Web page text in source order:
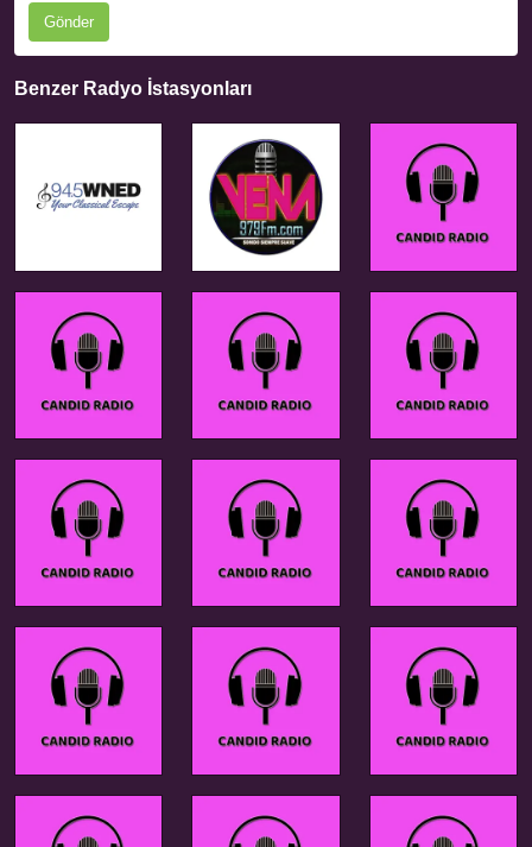
Gönder
Benzer Radyo İstasyonları